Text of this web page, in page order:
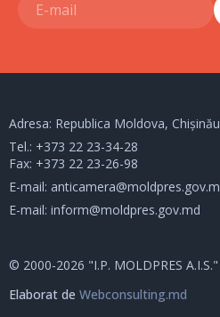
Adresa: Republica Moldova,
Tel.: +373 22 23-34-28
Fax: +373 22 23-26-98
E-mail:
E-mail: inform@moldpres.gov.md
© 2000-2026 "I.P. MOLDPRES A.I.S."
Elaborat de Webconsulting.md